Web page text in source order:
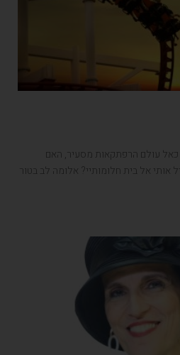
כאל עולם הרפתקאות מסעיר, האם
אותי אל בית חלומותיי? אלומה לב בטור